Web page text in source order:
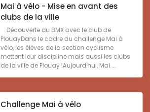
Mai à vélo - Mise en avant des
clubs de la ville
Découverte du BMX avec le club de
PlouayDans le cadre du challenge Mai à
vélo, les élèves de la section cyclisme
mettent leur discipline mais aussi les clubs
de la ville de Plouay !Aujourd'hui, Mal ...
Challenge Mai à vélo